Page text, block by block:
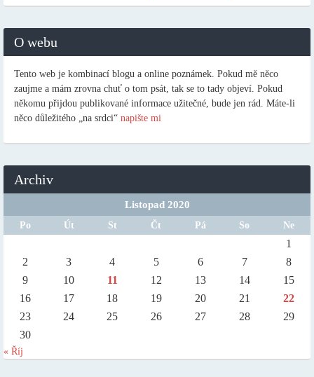
O webu
Tento web je kombinací blogu a online poznámek. Pokud mě něco
zaujme a mám zrovna chuť o tom psát, tak se to tady objeví. Pokud
někomu přijdou publikované informace užitečné, bude jen rád. Máte-li
něco důležitého „na srdci“ napište mi
Archiv
Listopad 2020
Po Út St Čt Pá So Ne
1
2
3 4 5 6 7
8
9
10 11 12 13 14
15
16
17 18 19 20 21
22
23
24 25 26 27 28
29
30
« Říj